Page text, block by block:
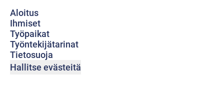
Aloitus
Ihmiset
Työpaikat
Työntekijätarinat
Tietosuoja
Hallitse evästeitä